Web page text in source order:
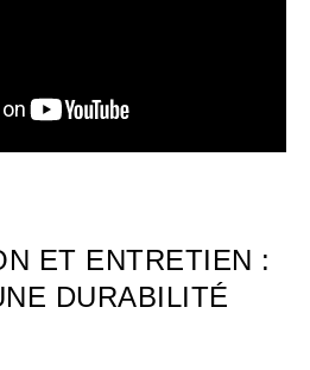
ET ENTRETIEN :
DURABILITÉ